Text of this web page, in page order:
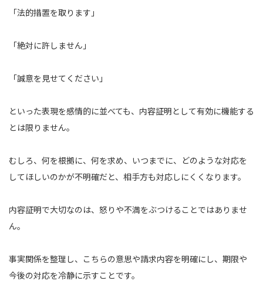
「法的措置を取ります」
「絶対に許しません」
「誠意を見せてください」
といった表現を感情的に並べても、内容証明として有効に機能する
とは限りません。
むしろ、何を根拠に、何を求め、いつまでに、どのような対応を
してほしいのかが不明確だと、相手方も対応しにくくなります。
内容証明で大切なのは、怒りや不満をぶつけることではありませ
ん。
事実関係を整理し、こちらの意思や請求内容を明確にし、期限や
今後の対応を冷静に示すことです。